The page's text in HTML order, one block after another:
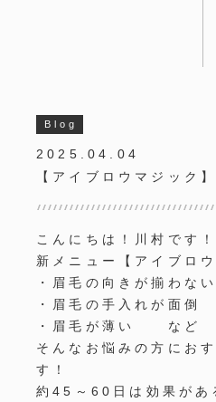
Blog
2025.04.04
【アイブロウマジック】
こんにちは！川村です！
新メニュー【アイブロ
・眉毛の向きが揃わない
・眉毛の手入れが面倒
・眉毛が薄い など
そんなお悩みの方にお
す！
約45～60日は効果があ